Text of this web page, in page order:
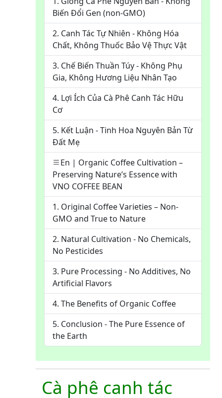
Biến Đổi Gen (non-GMO)
2. Canh Tác Tự Nhiên - Không Hóa
Chất, Không Thuốc Bảo Vệ Thực Vật
3. Chế Biến Thuần Túy - Không Phụ
Gia, Không Hương Liệu Nhân Tạo
4. Lợi Ích Của Cà Phê Canh Tác Hữu
Cơ
5. Kết Luận - Tinh Hoa Nguyên Bản Từ
Đất Mẹ
En | Organic Coffee Cultivation –
Preserving Nature’s Essence with
VNO COFFEE BEAN
1. Original Coffee Varieties – Non-
GMO and True to Nature
2. Natural Cultivation - No Chemicals,
No Pesticides
3. Pure Processing - No Additives, No
Artificial Flavors
4. The Benefits of Organic Coffee
5. Conclusion - The Pure Essence of
the Earth
Cà phê canh tác